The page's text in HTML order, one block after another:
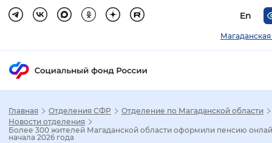
En
Главная Отделения СФР
Отделение по Магаданской области
Новости отделения
Более 300 жителей Магаданской области оформили пенсию
начала 2026 года